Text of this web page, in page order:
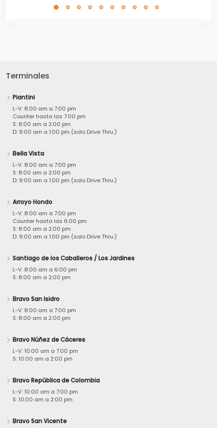
Terminales
Piantini
L-V: 8:00 am a 7:00 pm
Counter hasta las 7:00 pm
S: 8:00 am a 2:00 pm
D: 9:00 am a 1:00 pm (solo Drive Thru.)
Bella Vista
L-V: 8:00 am a 7:00 pm
S: 8:00 am a 2:00 pm
D: 9:00 am a 1:00 pm (solo Drive Thru.)
Arroyo Hondo
L-V: 8:00 am a 7:00 pm
Counter hasta las 6:00 pm
S: 8:00 am a 2:00 pm
D: 9:00 am a 1:00 pm (solo Drive Thru.)
Santiago de los Caballeros / Los Jardines
L-V: 8:00 am a 6:00 pm
S: 8:00 am a 2:00 pm
Bravo San Isidro
L-V: 8:00 am a 7:00 pm
S: 8:00 am a 2:00 pm
Bravo Núñez de Cáceres
L-V: 10:00 am a 7:00 pm
S: 10:00 am a 2:00 pm
Bravo República de Colombia
L-V: 10:00 am a 7:00 pm
S: 10:00 am a 2:00 pm
Bravo San Vicente